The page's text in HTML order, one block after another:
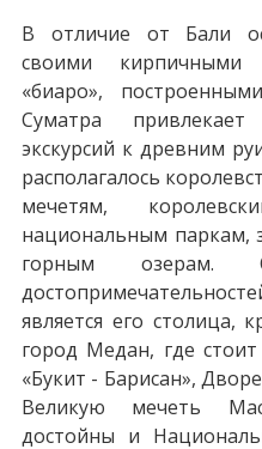
В отличие от Бали
своими кирпичными
«биаро»,
Суматра
экскурсий к древним
располагалось
мечетям,
национальным паркам,
горным озерам.
является его столица,
город Медан, где
«Букит - Барисан»,
Великую мечеть
достойны и